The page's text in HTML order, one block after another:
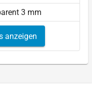
3 mm
anzeigen